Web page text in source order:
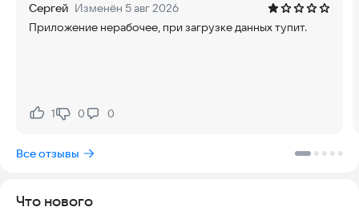
банка из спискаebs.ru/citizens/
. Регистрация займет около 10
минут. Подтвержденная биометрия заменит паспорт при
Сергей Изменён 5 авг 2026
Приложение нерабочее, при загрузке данных тупит.
Нравится:
1Не нравится:
0 0
Все отзывы
Что нового